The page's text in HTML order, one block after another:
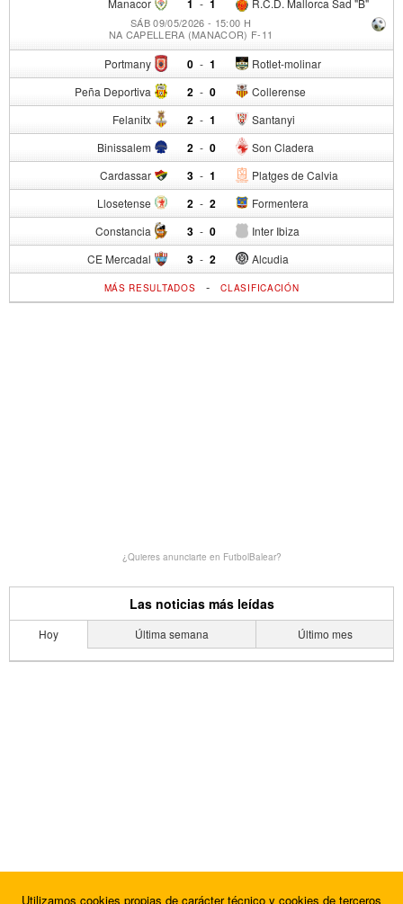
SÁB 09/05/2026 - 15:00 H
NA CAPELLERA (MANACOR) F-11
Portmany 0 - Rotlet-molinar
1
Peña Deportiva 2 - Collerense
0
Felanitx 2 - Santanyi
1
Binissalem 2 - Son Cladera
0
Cardassar 3 - Platges de Calvia
1
Llosetense 2 - Formentera
2
Constancia 3 - Inter Ibiza
0
CE Mercadal 3 - Alcudia
2
MÁS RESULTADOS -CLASIFICACIÓN
¿Quieres anunciarte en FutbolBalear?
Las noticias más leídas
Hoy Última semana Último mes
Utilizamos cookies propias de carácter técnico y cookies de terceros